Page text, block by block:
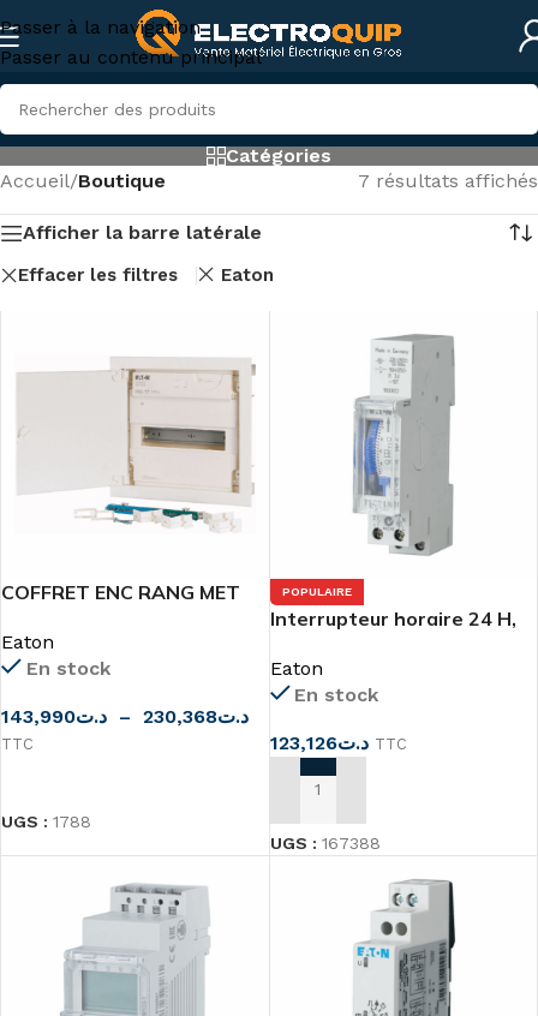
Passer à la navigation
Passer au contenu principal
Catégories
Accueil/Boutique 7 résultats affichés
Afficher la barre latérale
Effacer les filtres Eaton
COFFRET ENC RANG MET
Eaton
En stock
د.ت143,990 – د.ت230,368
TTC
UGS : 1788
POPULAIRE
Interrupteur horaire 24 H,
(TSQD1NO)
Eaton
En stock
د.ت123,126 TTC
AJOUTER AU PANIER
UGS : 167388